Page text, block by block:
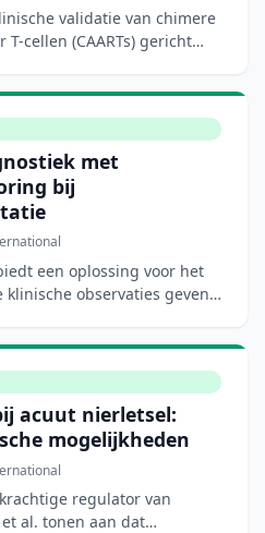
validatie van chimere
cellen (CAARTs) gericht
met
bij
een oplossing voor het
observaties geven
acuut nierletsel:
mogelijkheden
regulator van
al. tonen aan dat